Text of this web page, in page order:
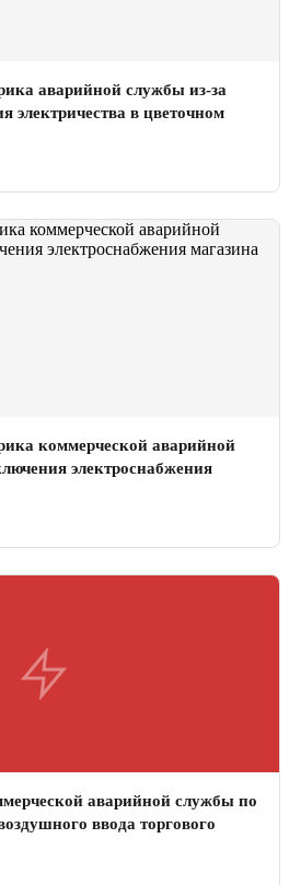
аварийной службы из-за
электричества в цветочном
коммерческой аварийной
электроснабжения
аварийной службы по
ввода торгового